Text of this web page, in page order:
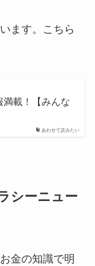
ます。こちら
あわせて読みたい
満載！【みんな
シーニュー
金の知識で明